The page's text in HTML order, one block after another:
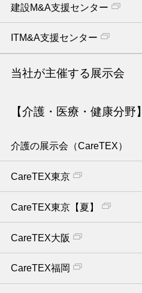
建設M&A支援センター
ITM&A支援センター
当社が主催する展示会
【介護・医療・健康分野】
介護の展示会（CareTEX）
CareTEX東京
CareTEX東京【夏】
CareTEX大阪
CareTEX福岡